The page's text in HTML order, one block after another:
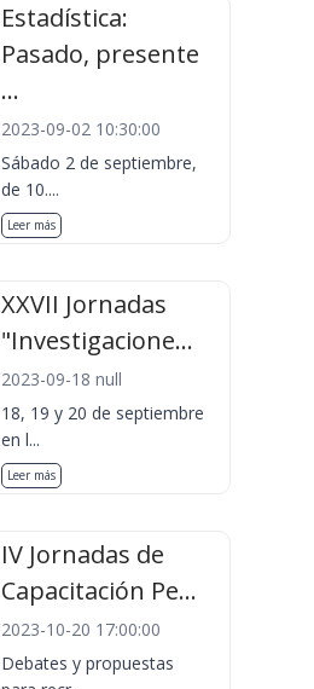
Estadística:
Pasado, presente
...
2023-09-02 10:30:00
Sábado 2 de septiembre,
de 10....
Leer más
XXVII Jornadas
"Investigacione...
2023-09-18 null
18, 19 y 20 de septiembre
en l...
Leer más
IV Jornadas de
Capacitación Pe...
2023-10-20 17:00:00
Debates y propuestas